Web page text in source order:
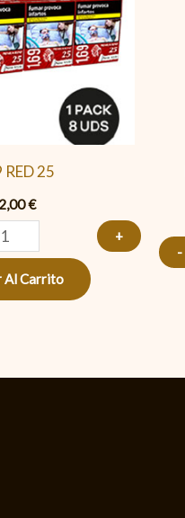
RED 25
€
+
Al Carrito
-